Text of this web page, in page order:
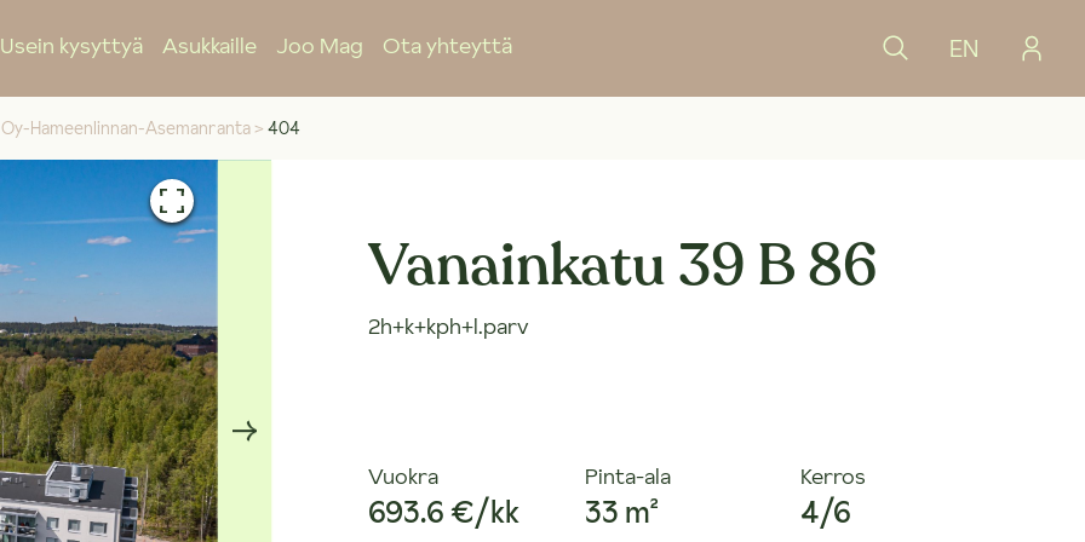
Usein kysyttyä Asukkaille Joo Mag Ota yhteyttä EN
Hameenlinnan-Asemanranta > 404
Vanainkatu 39 B 86
2h+k+kph+l.parv
Vuokra
693.6 €/kk
Pinta-ala
33 m²
Kerros
4/6